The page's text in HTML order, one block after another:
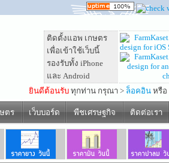
ติดตั้งแอพ เกษตร
เพื่อเข้าใช้เว็บนี้
รองรับทั้ง iPhone
และ Android
ยินดีต้อนรับ ทุกท่าน กรุณา > ล็อคอิน หรือ
ตร เว็บบอร์ด พืชเศรษฐกิจ ติดต่อเรา